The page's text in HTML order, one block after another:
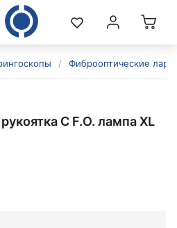
/ Фиброоптические
C F.O. лампа XL